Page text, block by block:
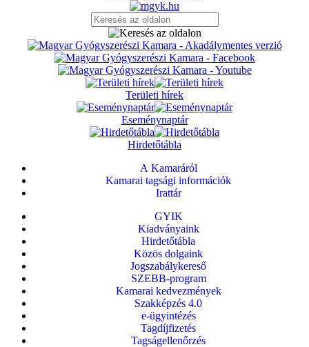
Területi hírek
Eseménynaptár
Hirdetőtábla
A Kamaráról
Kamarai tagsági információk
Irattár
GYIK
Kiadványaink
Hirdetőtábla
Közös dolgaink
Jogszabálykereső
SZEBB-program
Kamarai kedvezmények
Szakképzés 4.0
e-ügyintézés
Tagdíjfizetés
Tagságellenőrzés